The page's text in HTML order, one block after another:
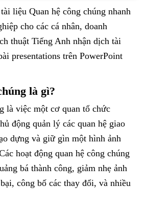
liệu Quan hệ công chúng nhanh
cho các cá nhân, doanh
thuật Tiếng Anh nhận dịch tài
presentations trên PowerPoint
là gì?
là việc một cơ quan tổ chức
động quản lý các quan hệ giao
dựng và giữ gìn một hình ảnh
hoạt động quan hệ công chúng
bá thành công, giảm nhẹ ảnh
công bố các thay đổi, và nhiều